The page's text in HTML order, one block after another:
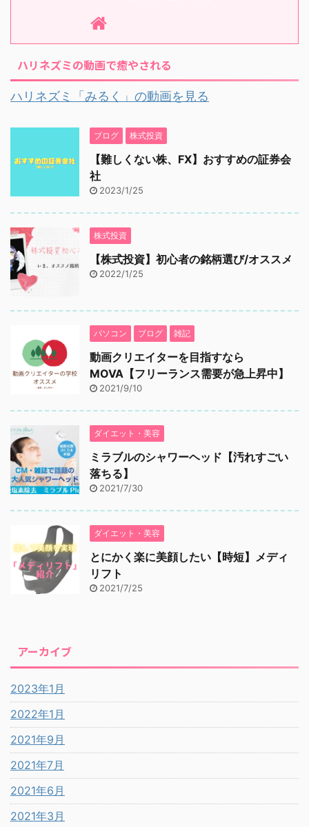
ハリネズミの動画で癒やされる
ハリネズミ「みるく」の動画を見る
ブログ 株式投資
【難しくない株、FX】おすすめの証券会
社
2023/1/25
株式投資
【株式投資】初心者の銘柄選び/オススメ
2022/1/25
パソコン ブログ 雑記
動画クリエイターを目指すなら
MOVA【フリーランス需要が急上昇中】
2021/9/10
ダイエット・美容
ミラブルのシャワーヘッド【汚れすごい
落ちる】
2021/7/30
ダイエット・美容
とにかく楽に美顔したい【時短】メディ
リフト
2021/7/25
アーカイブ
2023年1月
2022年1月
2021年9月
2021年7月
2021年6月
2021年3月